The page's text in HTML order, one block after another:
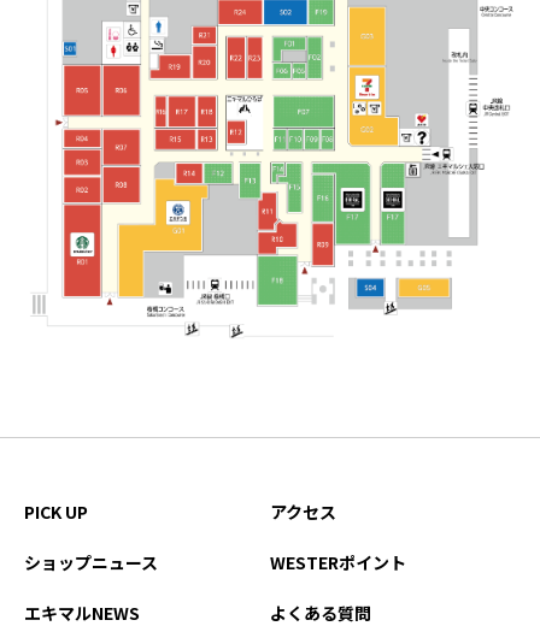
PICK UP
ショップニュース
エキマルNEWS
アクセス
WESTERポイント
よくある質問